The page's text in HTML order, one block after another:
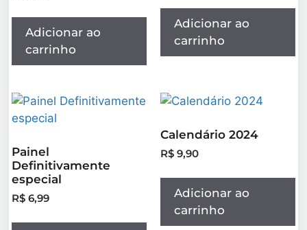
Adicionar ao
carrinho
Adicionar ao
carrinho
Painel
Definitivamente
especial
R$ 6,99
Calendário 2024
R$ 9,90
Adicionar ao
carrinho